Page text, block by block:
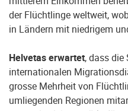
der Flüchtlinge weltweit,
in Ländern mit niedrigem
Helvetas erwartet, dass die
internationalen
grosse Mehrheit von
umliegenden Regionen